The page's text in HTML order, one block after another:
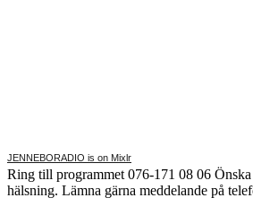
JENNEBORADIO is on Mixlr
Ring till programmet 076-171 08 06
hälsning. Lämna gärna meddelande på